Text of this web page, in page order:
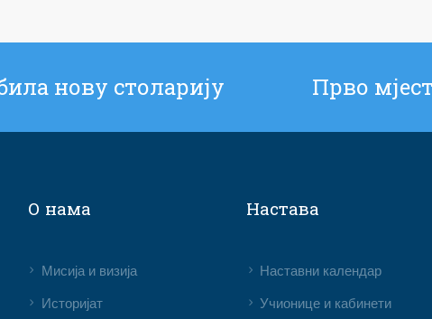
нову столарију Прво
О нама
Мисија и визија
Историјат
Настава
Наставни календар
Учионице и кабинети